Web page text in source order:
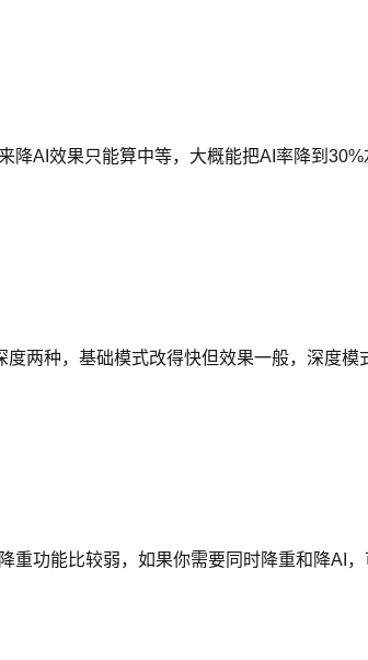
AI效果只能算中等，大概能把AI率降到
两种，基础模式改得快但效果一般，深度模
功能比较弱，如果你需要同时降重和降AI，